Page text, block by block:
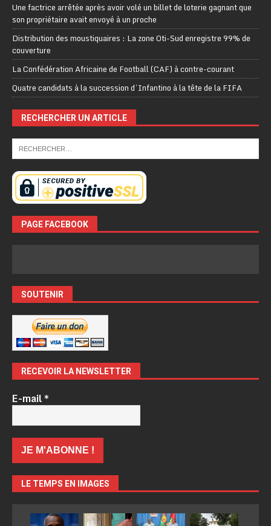
Une factrice arrêtée après avoir volé un billet de loterie gagnant que
son propriétaire avait envoyé à un proche
Distribution des moustiquaires : La zone Oti-Sud enregistre 99% de
couverture
La Confédération Africaine de Football (CAF) à contre-courant
Quatre candidats à la succession d’Infantino à la tête de la FIFA
RECHERCHER UN ARTICLE
PAGE FACEBOOK
SOUTENIR
RECEVOIR LA NEWSLETTER
E-mail*
LE TEMPS EN IMAGES